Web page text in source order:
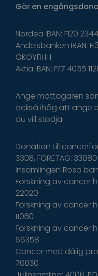
Gör en
Nordea IBAN: FI20
Andelsbanken IBAN:
OKOYFIHH
Aktia IBAN: FI17 4055
Ange mottagaren
också ihåg att ange
du vill stödja:
Donation till
3308, FÖRETAG: 33080
Insamlingen Rosa
Forskning av cancer
22020
Forskning av cancer
11060
Forskning av cancer
66358
Cancer med dålig
70030